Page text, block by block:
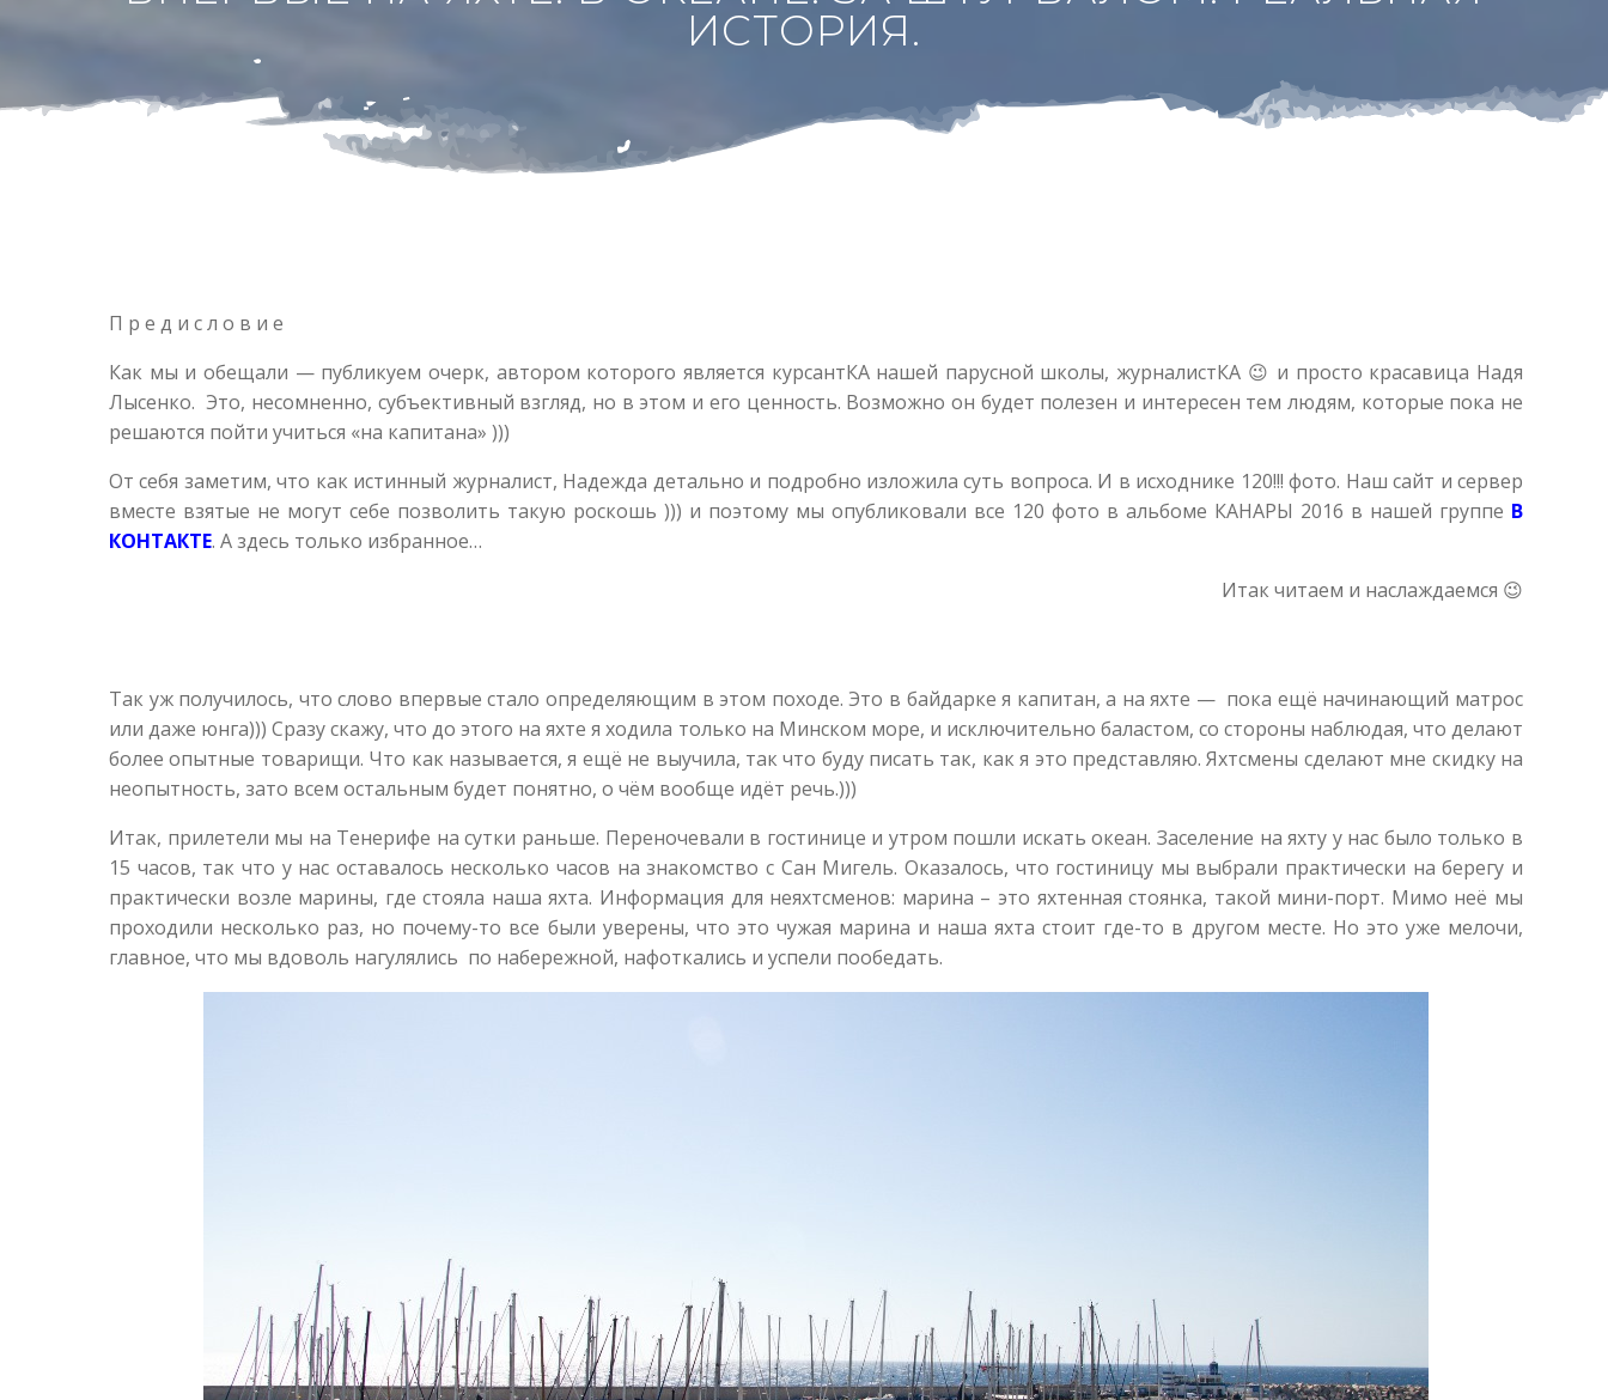
ИСТОРИЯ.
П р е д и с л о в и е
Как мы и обещали — публикуем очерк, автором которого является курсантКА нашей парусной школы, журналистКА 😉 и просто красавица Надя
Лысенко. Это, несомненно, субъективный взгляд, но в этом и его ценность. Возможно он будет полезен и интересен тем людям, которые пока не
решаются пойти учиться «на капитана» )))
От себя заметим, что как истинный журналист, Надежда детально и подробно изложила суть вопроса. И в исходнике 120!!! фото. Наш сайт и сервер
вместе взятые не могут себе позволить такую роскошь ))) и поэтому мы опубликовали все 120 фото в альбоме КАНАРЫ 2016 в нашей группе В
КОНТАКТЕ. А здесь только избранное…
Итак читаем и наслаждаемся 😉
Так уж получилось, что слово впервые стало определяющим в этом походе. Это в байдарке я капитан, а на яхте — пока ещё начинающий матрос
или даже юнга))) Сразу скажу, что до этого на яхте я ходила только на Минском море, и исключительно баластом, со стороны наблюдая, что делают
более опытные товарищи. Что как называется, я ещё не выучила, так что буду писать так, как я это представляю. Яхтсмены сделают мне скидку на
неопытность, зато всем остальным будет понятно, о чём вообще идёт речь.)))
Итак, прилетели мы на Тенерифе на сутки раньше. Переночевали в гостинице и утром пошли искать океан. Заселение на яхту у нас было только в
15 часов, так что у нас оставалось несколько часов на знакомство с Сан Мигель. Оказалось, что гостиницу мы выбрали практически на берегу и
практически возле марины, где стояла наша яхта. Информация для неяхтсменов: марина – это яхтенная стоянка, такой мини-порт. Мимо неё мы
проходили несколько раз, но почему-то все были уверены, что это чужая марина и наша яхта стоит где-то в другом месте. Но это уже мелочи,
главное, что мы вдоволь нагулялись по набережной, нафоткались и успели пообедать.